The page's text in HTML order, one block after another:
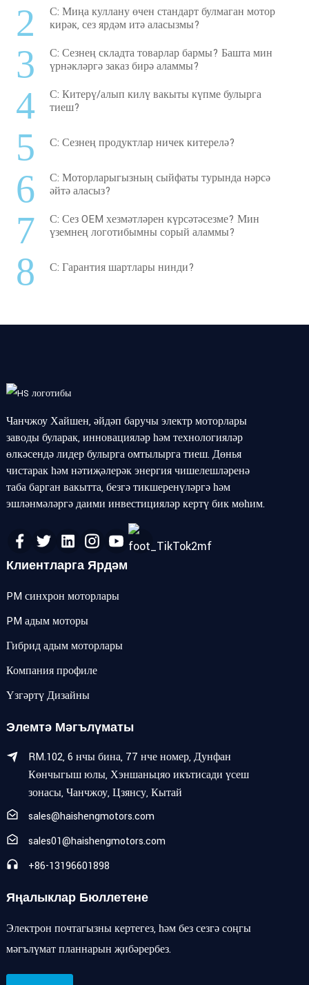
2
С: Миңа куллану өчен стандарт булмаган мотор
кирәк, сез ярдәм итә аласызмы?
3
С: Сезнең складта товарлар бармы? Башта мин
үрнәкләргә заказ бирә аламмы?
4
С: Китерү/алып килү вакыты күпме булырга
тиеш?
5 С: Сезнең продуктлар ничек китерелә?
6
С: Моторларыгызның сыйфаты турында нәрсә
әйтә аласыз?
7
С: Сез OEM хезмәтләрен күрсәтәсезме? Мин
үземнең логотибымны сорый аламмы?
8 С: Гарантия шартлары нинди?
Чанчжоу Хайшен, әйдәп баручы электр моторлары
заводы буларак, инновацияләр һәм технологияләр
өлкәсендә лидер булырга омтылырга тиеш. Дөнья
чистарак һәм нәтиҗәлерәк энергия чишелешләренә
таба барган вакытта, безгә тикшеренүләргә һәм
эшләнмәләргә даими инвестицияләр кертү бик мөһим.
Клиентларга Ярдәм
PM синхрон моторлары
PM адым моторы
Гибрид адым моторлары
Компания профиле
Үзгәртү Дизайны
Элемтә Мәгълүматы
RM.102, 6 нчы бина, 77 нче номер, Дунфан
Көнчыгыш юлы, Хэншаньцяо икътисади үсеш
зонасы, Чанчжоу, Цзянсу, Кытай
sales@haishengmotors.com
sales01@haishengmotors.com
+86-13196601898
Яңалыклар Бюллетене
Электрон почтагызны кертегез, һәм без сезгә соңгы
мәгълүмат планнарын җибәрербез.